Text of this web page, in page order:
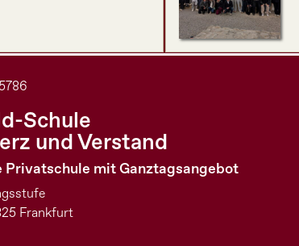
Schule
und Verstand
mit Ganztagsangebot
Frankfurt